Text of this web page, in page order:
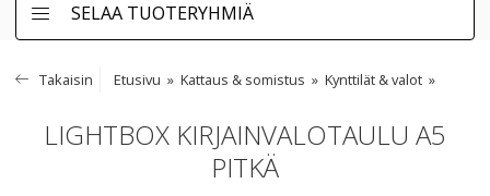
SELAA TUOTERYHMIÄ
Takaisin Etusivu Kattaus & somistus Kynttilät & valot
LIGHTBOX KIRJAINVALOTAULU A5
PITKÄ